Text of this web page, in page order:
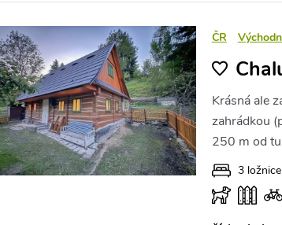
ČR
Krásná ale
zahrádkou
250 m od
3